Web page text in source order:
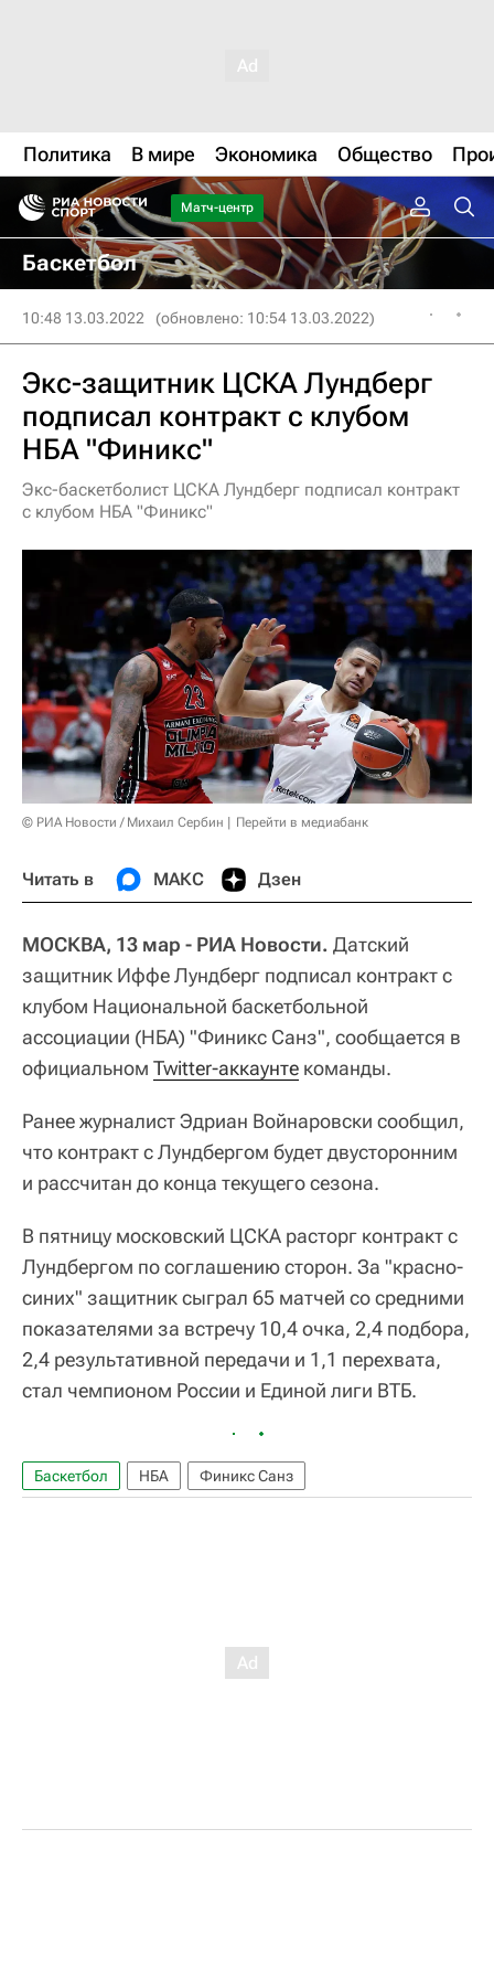
Политика В мире Экономика Общество
Матч-центр
Баскетбол
10:48 13.03.2022 (обновлено: 10:54 13.03.2022)
Экс-защитник ЦСКА Лундберг
подписал контракт с клубом
НБА "Финикс"
Экс-баскетболист ЦСКА Лундберг подписал контракт
с клубом НБА "Финикс"
© РИА Новости / Михаил Сербин Перейти в медиабанк
Читать в МАКС Дзен
МОСКВА, 13 мар - РИА Новости. Датский
защитник Иффе Лундберг подписал контракт с
клубом Национальной баскетбольной
ассоциации (НБА) "Финикс Санз", сообщается в
официальном Twitter-аккаунте команды.
Ранее журналист Эдриан Войнаровски сообщил,
что контракт с Лундбергом будет двусторонним
и рассчитан до конца текущего сезона.
В пятницу московский ЦСКА расторг контракт с
Лундбергом по соглашению сторон. За "красно-
синих" защитник сыграл 65 матчей со средними
показателями за встречу 10,4 очка, 2,4 подбора,
2,4 результативной передачи и 1,1 перехвата,
стал чемпионом России и Единой лиги ВТБ.
Баскетбол НБА Финикс Санз